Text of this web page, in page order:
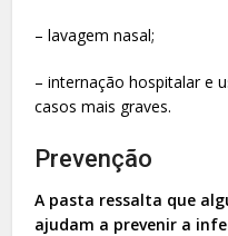
– lavagem nasal;
– internação hospitalar e
casos mais graves.
Prevenção
A pasta ressalta que
ajudam a prevenir a